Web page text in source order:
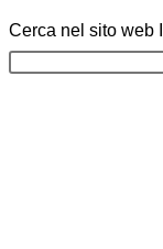
Cerca nel sito web